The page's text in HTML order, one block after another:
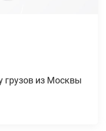
грузов из Москвы